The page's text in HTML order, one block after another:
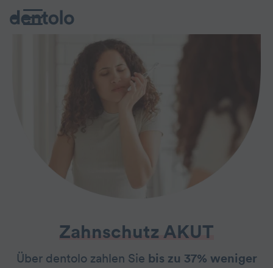
Zahnschutz AKUT
Über dentolo zahlen Sie bis zu 37% weniger